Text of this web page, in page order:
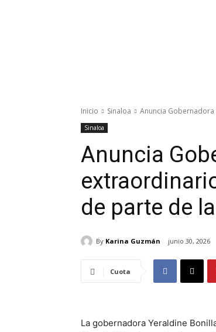
Inicio Sinaloa Anuncia
Sinaloa
Anuncia
de parte de
By Karina Guzmán junio 30, 2026
Cuota
La gobernadora Yeraldine